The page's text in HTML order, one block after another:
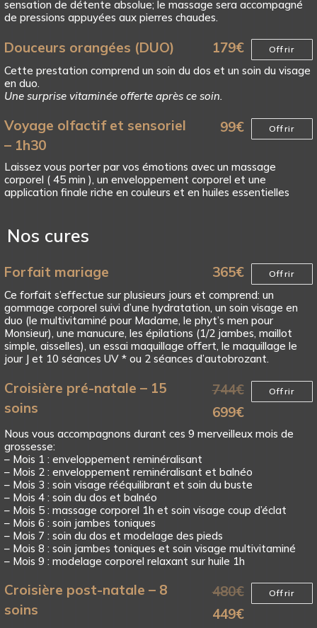
sensation de détente absolue; le massage sera accompagné
de pressions appuyées aux pierres chaudes.
Douceurs orangées (DUO) 179€ Offrir
Cette prestation comprend un soin du dos et un soin du visage
en duo.
Une surprise vitaminée offerte après ce soin.
Voyage olfactif et sensoriel
– 1h30
99€ Offrir
Laissez vous porter par vos émotions avec un massage
corporel ( 45 min ), un enveloppement corporel et une
application finale riche en couleurs et en huiles essentielles
Nos cures
Forfait mariage 365€ Offrir
Ce forfait s’effectue sur plusieurs jours et comprend: un
gommage corporel suivi d’une hydratation, un soin visage en
duo (le multivitaminé pour Madame, le phyt’s men pour
Monsieur), une manucure, les épilations (1/2 jambes, maillot
simple, aisselles), un essai maquillage offert, le maquillage le
jour J et 10 séances UV * ou 2 séances d’autobrozant.
Croisière pré-natale – 15
soins
744€
699€
Offrir
Nous vous accompagnons durant ces 9 merveilleux mois de
grossesse:
– Mois 1 : enveloppement reminéralisant
– Mois 2 : enveloppement reminéralisant et balnéo
– Mois 3 : soin visage rééquilibrant et soin du buste
– Mois 4 : soin du dos et balnéo
– Mois 5 : massage corporel 1h et soin visage coup d’éclat
– Mois 6 : soin jambes toniques
– Mois 7 : soin du dos et modelage des pieds
– Mois 8 : soin jambes toniques et soin visage multivitaminé
– Mois 9 : modelage corporel relaxant sur huile 1h
Croisière post-natale – 8
soins
480€
449€
Offrir